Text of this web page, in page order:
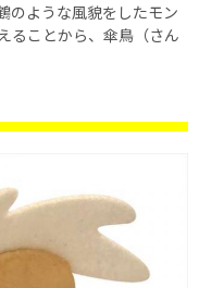
のような風貌をしたモン
ることから、傘鳥（さん